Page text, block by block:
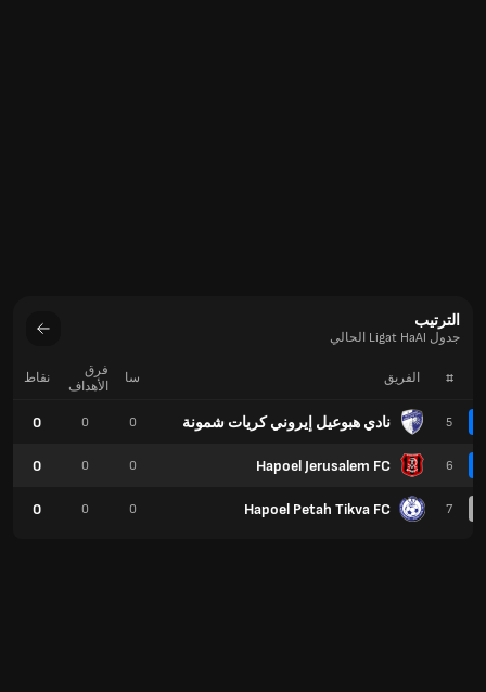
الترتيب
جدول Ligat HaAl الحالي
# الفريق
5 نادي هبوعيل إيروني كريات شمونة
6
Hapoel Jerusalem FC
7
Hapoel Petah Tikva FC
سا
فرق
الأهداف
نقاط
0
0
0
0
0
0
0
0
0